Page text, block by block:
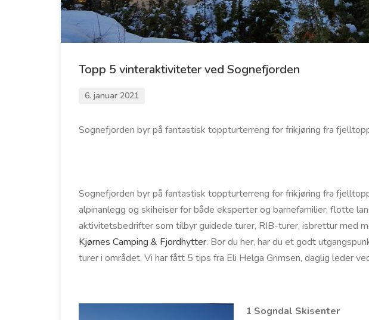
Topp 5 vinteraktiviteter ved Sognefjorden
6. januar 2021
Sognefjorden byr på fantastisk toppturterreng for frikjøring fra
Sognefjorden byr på fantastisk toppturterreng for frikjøring fra
alpinanlegg og skiheiser for både eksperter og barnefamilier, flotte
aktivitetsbedrifter som tilbyr guidede turer, RIB-turer, isbrettur med
Kjørnes Camping & Fjordhytter. Bor du her, har du et godt
turer i området. Vi har fått 5 tips fra Eli Helga Grimsen, daglig leder
1 Sogndal Skisenter